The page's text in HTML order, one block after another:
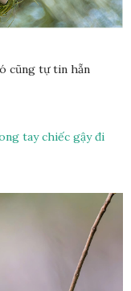
cũng tự tin hẵn
tay chiếc gậy đi